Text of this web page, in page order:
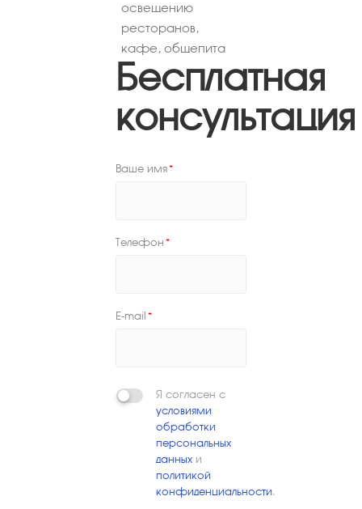
освещению
ресторанов,
кафе, общепита
Бесплатная
консультация
Ваше имя*
Телефон *
E-mail *
Я согласен с
условиями
обработки
персональных
данных и
политикой
конфиденциальности.